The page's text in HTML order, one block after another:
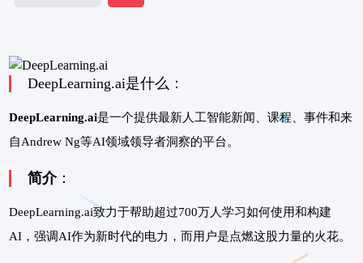
DeepLearning.ai是什么：
DeepLearning.ai是一个提供最新人工智能新闻、课程、事件和来
自Andrew Ng等AI领域领导者洞察的平台。
简介：
DeepLearning.ai致力于帮助超过700万人学习如何使用和构建
AI，强调AI作为新时代的电力，而用户是点燃这股力量的火花。